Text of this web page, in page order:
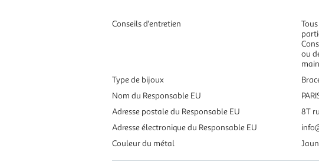
Conseils d'entretien
ou
Type de bijoux
Nom du Responsable EU
Adresse postale du Responsable EU
8T
Adresse électronique du Responsable EU
Couleur du métal